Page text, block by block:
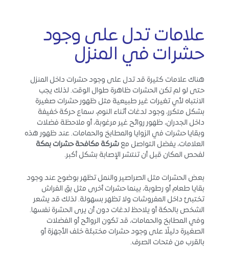
علامات تدل على وجود
حشرات في المنزل
هناك علامات كثيرة قد تدل على وجود حشرات داخل المنزل
حتى لو لم تكن الحشرات ظاهرة طوال الوقت. لذلك يجب
الانتباه لأي تغيرات غير طبيعية مثل ظهور حشرات صغيرة
بشكل متكرر، وجود لدغات أثناء النوم، سماع حركة خفيفة
داخل الجدران، ظهور روائح غير مرغوبة، أو ملاحظة فضلات
وبقايا حشرات في الزوايا والمطابخ والحمامات. عند ظهور هذه
العلامات، يفضل التواصل مع شركة مكافحة حشرات بمكة
لفحص المكان قبل أن تنتشر الإصابة بشكل أكبر.
بعض الحشرات مثل الصراصير والنمل تظهر بوضوح عند وجود
بقايا طعام أو رطوبة، بينما حشرات أخرى مثل بق الفراش
تختبئ داخل المفروشات ولا تظهر بسهولة. لذلك قد يشعر
الشخص بالحكة أو يلاحظ لدغات دون أن يرى الحشرة نفسها.
وفي المطابخ والحمامات، قد تكون الروائح أو الفضلات
الصغيرة دليلًا على وجود حشرات مختبئة خلف الأجهزة أو
بالقرب من فتحات الصرف.